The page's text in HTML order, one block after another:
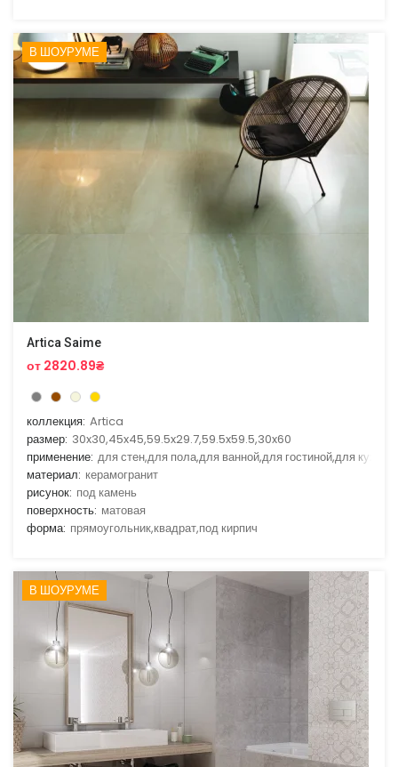
В ШОУРУМЕ
Artica Saime
от 2820.89₴
коллекция: Artica
размер: 30x30,45x45,59.5x29.7,59.5x59.5,30x60
применение: для стен,для пола,для ванной,для гостиной,для кухни
материал: керамогранит
рисунок: под камень
поверхность: матовая
форма: прямоугольник,квадрат,под кирпич
В ШОУРУМЕ